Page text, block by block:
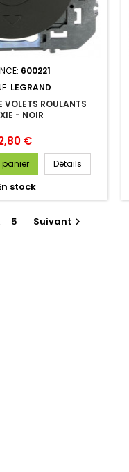
600221
LEGRAND
VOLETS ROULANTS
- NOIR
€
panier Détails
stock
5 Suivant 